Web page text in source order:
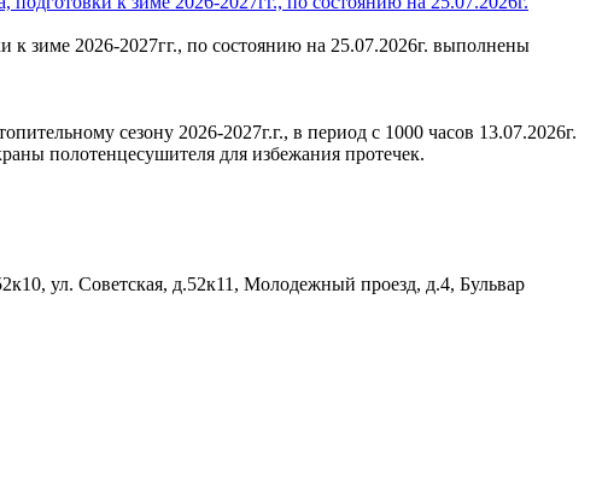
зиме 2026-2027гг., по состоянию на 25.07.2026г. выполнены
сезону 2026-2027г.г., в период с 1000 часов 13.07.2026г.
полотенцесушителя для избежания протечек.
ул. Советская, д.52к11, Молодежный проезд, д.4, Бульвар